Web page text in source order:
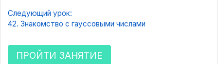
Следующий урок:
42. Знакомство с гауссовыми числами
ПРОЙТИ ЗАНЯТИЕ